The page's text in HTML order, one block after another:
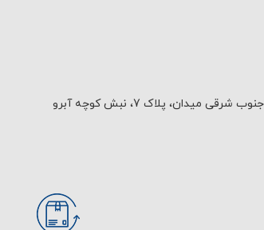
میدان، پلاک 7، نبش کوچه آبرو